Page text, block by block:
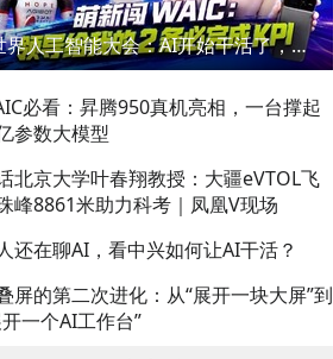
世界人工智能大会：AI开始干活了，但到底干的怎么样？萌新闯WAIC
必看：昇腾950真机亮相，一台撑起
参数大模型
北京大学叶春翔教授：大疆eVTOL飞
峰8861米助力科考｜凤凰V现场
还在聊AI，看中兴如何让AI干活？
屏的第二次进化：从“展开一块大屏”到
一个AI工作台”